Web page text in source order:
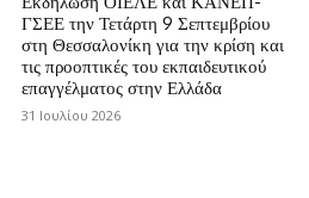
ΓΣΕΕ την Τετάρτη 9 Σεπτεμβρίου
στη Θεσσαλονίκη για την κρίση και
τις προοπτικές του εκπαιδευτικού
επαγγέλματος στην Ελλάδα
31 Ιουλίου 2026